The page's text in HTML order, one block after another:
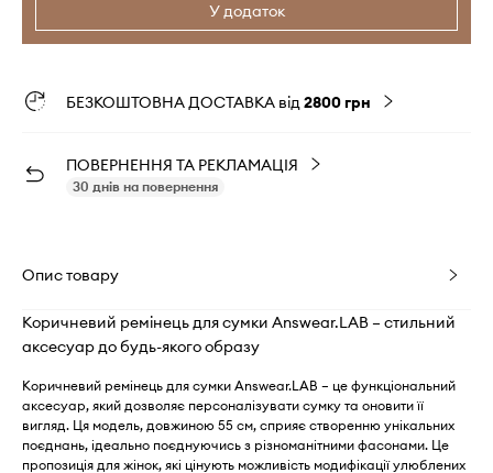
У додаток
БЕЗКОШТОВНА ДОСТАВКА від2800 грн
ПОВЕРНЕННЯ ТА РЕКЛАМАЦІЯ
30 днів на повернення
Опис товару
Коричневий ремінець для сумки Answear.LAB – стильний
аксесуар до будь-якого образу
Коричневий ремінець для сумки Answear.LAB – це функціональний
аксесуар, який дозволяє персоналізувати сумку та оновити її
вигляд. Ця модель, довжиною 55 см, сприяє створенню унікальних
поєднань, ідеально поєднуючись з різноманітними фасонами. Це
пропозиція для жінок, які цінують можливість модифікації улюблених